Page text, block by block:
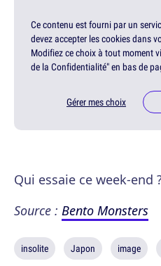
Ce contenu est fourni par un
devez accepter les cookies dans
Modifiez ce choix à tout moment
de la Confidentialité" en bas de
Gérer mes choix
Qui essaie ce week-end
Source : Bento Monsters
insolite Japon image